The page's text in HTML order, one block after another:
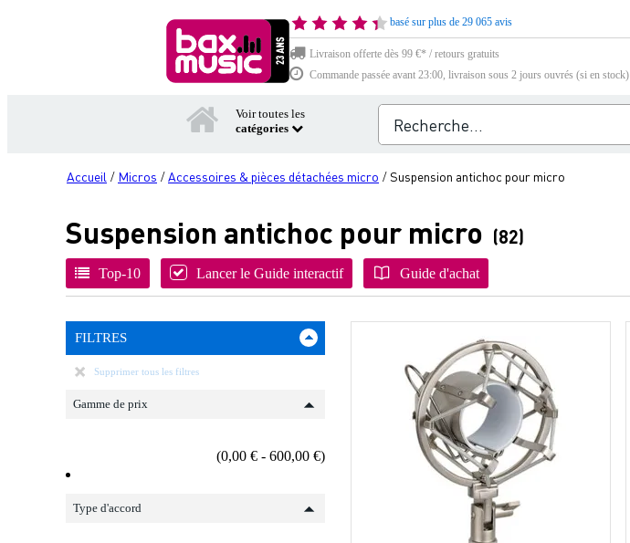
basé sur plus de 29 065 avis
Livraison offerte dès 99 €* / retours gratuits
Commande passée avant 23:00, livraison sous 2 jours ouvrés (si en stock)
Voir toutes les
catégories
Accueil / Micros /Accessoires & pièces détachées micro /Suspension antichoc pour micro
Suspension antichoc pour micro (82)
Top-10 Lancer le Guide interactif Guide d'achat
FILTRES
Supprimer tous les filtres
Gamme de prix
(0,00 € - 600,00 €)
Type d'accord